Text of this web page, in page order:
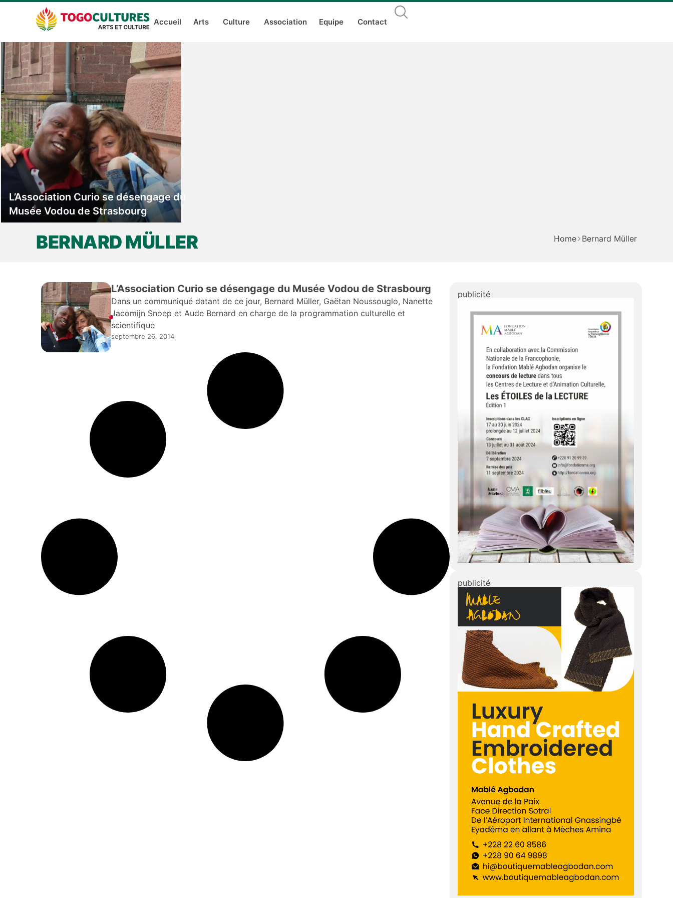
Accueil Arts Culture Association Equipe Contact
L’Association Curio se désengage du
Musée Vodou de Strasbourg
septembre 26, 2014
BERNARD MÜLLER Home Bernard Müller
L’Association Curio se désengage du Musée Vodou de Strasbourg
Dans un communiqué datant de ce jour, Bernard Müller, Gaëtan Noussouglo, Nanette
Jacomijn Snoep et Aude Bernard en charge de la programmation culturelle et
scientifique
septembre 26, 2014
publicité
publicité